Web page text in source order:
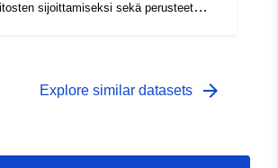
sijoittamiseksi sekä perusteet
Explore similar datasets arrow_forward